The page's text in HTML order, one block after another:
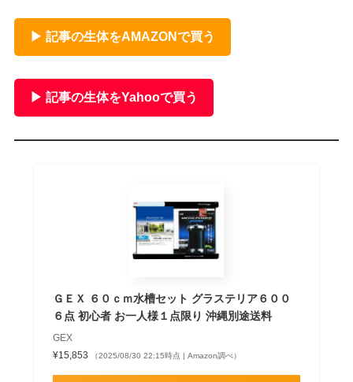
▶ 記事の生体をAMAZONで買う
▶ 記事の生体をYahooで買う
ＧＥＸ ６０ｃｍ水槽セット グラステリア６００
６点 初心者 お一人様１点限り 沖縄別途送料
GEX
¥15,853
（2025/08/30 22:15時点 | Amazon調べ）